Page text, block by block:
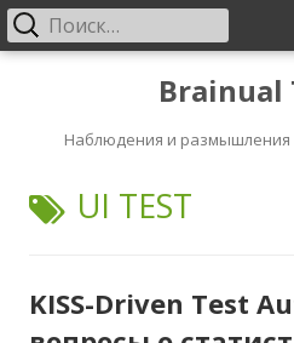
содержанию
Brainual
Наблюдения и размышления
Основное
Найти:
ТЕГ:
UI TEST
KISS-Driven Test